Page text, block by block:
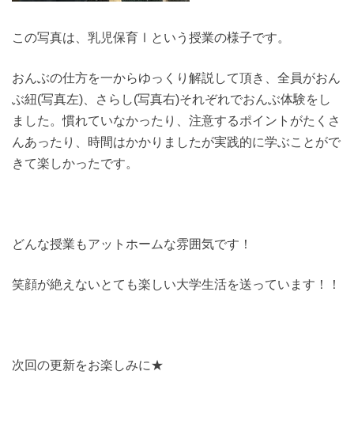
この写真は、乳児保育Ⅰという授業の様子です。
おんぶの仕方を一からゆっくり解説して頂き、全員がおん
ぶ紐(写真左)、さらし(写真右)それぞれでおんぶ体験をし
ました。慣れていなかったり、注意するポイントがたくさ
んあったり、時間はかかりましたが実践的に学ぶことがで
きて楽しかったです。
どんな授業もアットホームな雰囲気です！
笑顔が絶えないとても楽しい大学生活を送っています！！
次回の更新をお楽しみに★